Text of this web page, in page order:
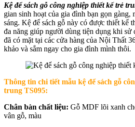
Kệ để sách gỗ công nghiệp thiết kế trẻ
gian sinh hoạt của gia đình bạn gọn gàng,
sáng. Kệ để sách gỗ này có được thiết kế
đa năng giúp người dùng tiện dụng khi sử
đã có mặt tại các cửa hàng của Nội Thất
khảo và sắm ngay cho gia đình mình thôi.
Thông tin chi tiết mẫu kệ để sách gỗ
trung TS095:
Chân bàn chất liệu: Gỗ MDF lõi xanh
vân gỗ, màu